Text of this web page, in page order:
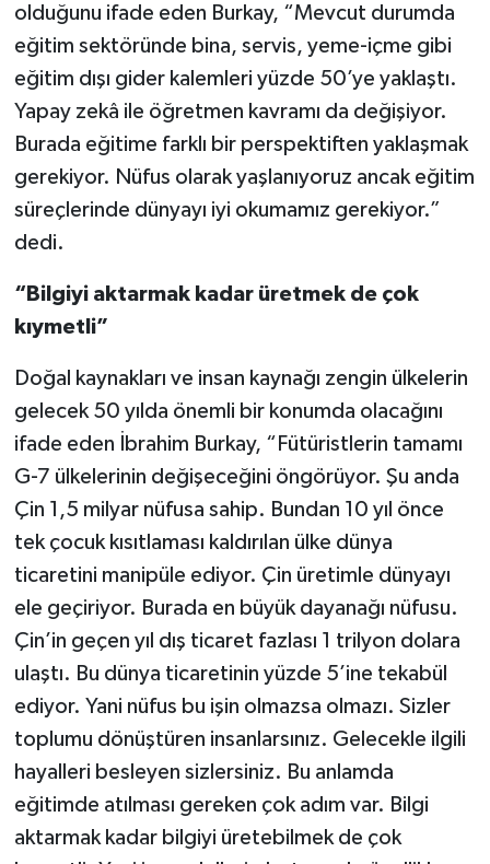
olduğunu ifade eden Burkay, “Mevcut durumda
eğitim sektöründe bina, servis, yeme-içme gibi
eğitim dışı gider kalemleri yüzde 50’ye yaklaştı.
Yapay zekâ ile öğretmen kavramı da değişiyor.
Burada eğitime farklı bir perspektiften yaklaşmak
gerekiyor. Nüfus olarak yaşlanıyoruz ancak eğitim
süreçlerinde dünyayı iyi okumamız gerekiyor.”
dedi.
“Bilgiyi aktarmak kadar üretmek de çok
kıymetli”
Doğal kaynakları ve insan kaynağı zengin ülkelerin
gelecek 50 yılda önemli bir konumda olacağını
ifade eden İbrahim Burkay, “Fütüristlerin tamamı
G-7 ülkelerinin değişeceğini öngörüyor. Şu anda
Çin 1,5 milyar nüfusa sahip. Bundan 10 yıl önce
tek çocuk kısıtlaması kaldırılan ülke dünya
ticaretini manipüle ediyor. Çin üretimle dünyayı
ele geçiriyor. Burada en büyük dayanağı nüfusu.
Çin’in geçen yıl dış ticaret fazlası 1 trilyon dolara
ulaştı. Bu dünya ticaretinin yüzde 5’ine tekabül
ediyor. Yani nüfus bu işin olmazsa olmazı. Sizler
toplumu dönüştüren insanlarsınız. Gelecekle ilgili
hayalleri besleyen sizlersiniz. Bu anlamda
eğitimde atılması gereken çok adım var. Bilgi
aktarmak kadar bilgiyi üretebilmek de çok